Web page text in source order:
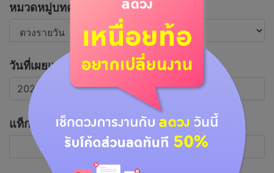
หมวดหมู่บทความ
วันที่เผยแพร่บทความ
แท็กที่เกี่ยวข้อง